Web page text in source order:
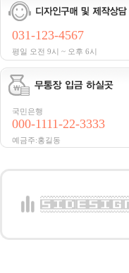
031-123-4567
평일 오전 9시 ~ 오후 6시
국민은행
000-1111-22-3333
예금주:홍길동